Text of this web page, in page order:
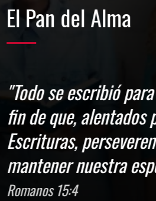
El Pan del Alma
"Todo se escribió
fin de que, alentados
Escrituras,
mantener nuestra
Romanos 15:4